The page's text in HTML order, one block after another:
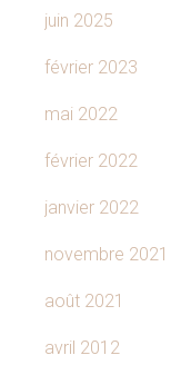
juin 2025
février 2023
mai 2022
février 2022
janvier 2022
novembre 2021
août 2021
avril 2012